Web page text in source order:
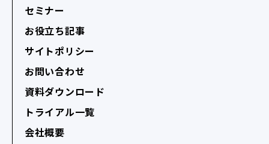
セミナー
お役立ち記事
サイトポリシー
お問い合わせ
資料ダウンロード
トライアル一覧
会社概要